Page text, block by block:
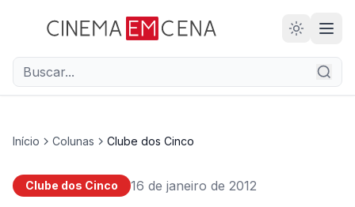
Início Colunas Clube dos Cinco
Clube dos Cinco 16 de janeiro de 2012